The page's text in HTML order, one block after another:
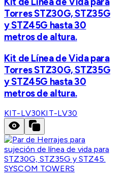
Torres STZ30G, STZ35G
y STZ45G hasta 30
metros de altura.
Kit de Línea de Vida para
Torres STZ30G, STZ35G
y STZ45G hasta 30
metros de altura.
KIT-LV30KIT-LV30
SYSCOM TOWERS